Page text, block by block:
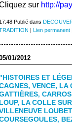
sur http://
Publié dans
Lien permanent
01/2012
"HISTOIRES ET
VENCE, LA
LOUP, LA COLLE